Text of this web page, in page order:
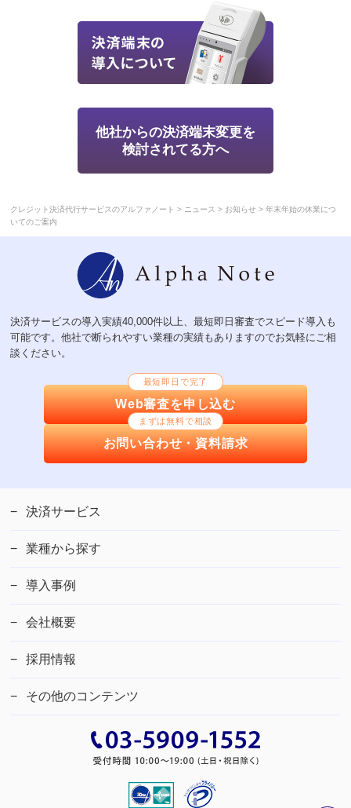
他社からの決済端末変更を
検討されてる方へ
クレジット決済代行サービスのアルファノート > ニュース > お知らせ >年末年始の休業につ
いてのご案内
決済サービスの導入実績40,000件以上、最短即日審査でスピード導入も
可能です。他社で断られやすい業種の実績もありますのでお気軽にご相
談ください。
最短即日で完了
Web審査を申し込む
まずは無料で相談
お問い合わせ・資料請求
決済サービス
業種から探す
導入事例
会社概要
採用情報
その他のコンテンツ